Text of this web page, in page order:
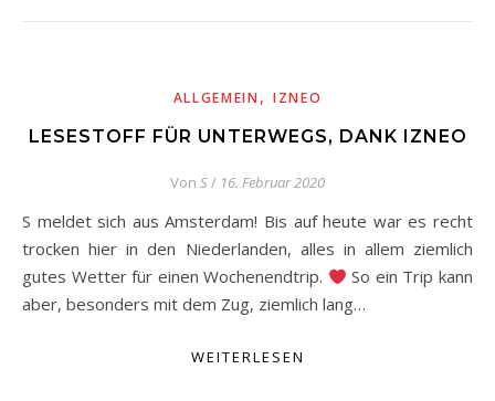
ALLGEMEIN , IZNEO
LESESTOFF FÜR UNTERWEGS, DANK IZNEO
Von S/ 16. Februar 2020
S meldet sich aus Amsterdam! Bis auf heute war es recht
trocken hier in den Niederlanden, alles in allem ziemlich
gutes Wetter für einen Wochenendtrip.
So ein Trip kann
aber, besonders mit dem Zug, ziemlich lang…
WEITERLESEN